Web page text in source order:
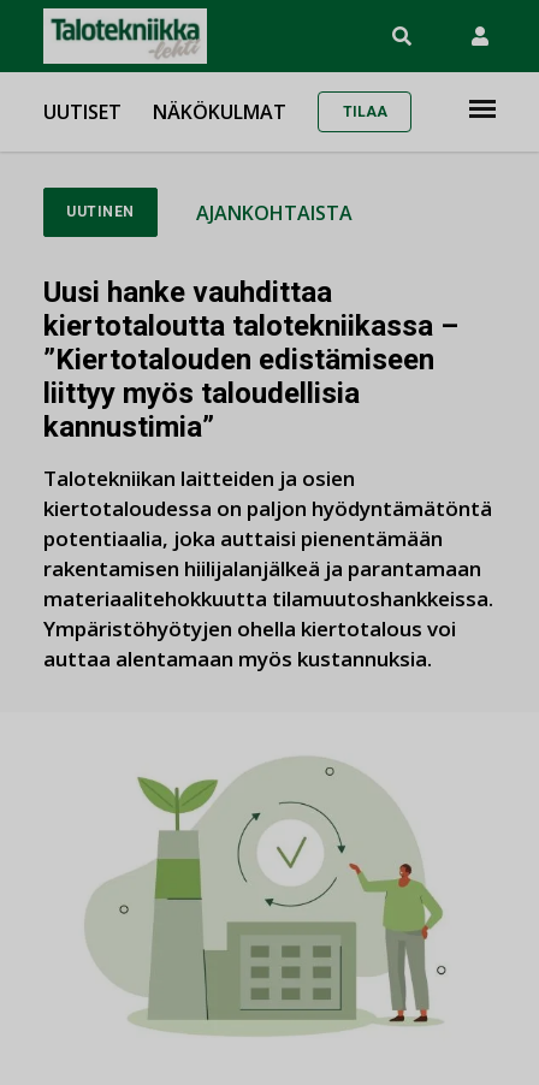
UUTISET NÄKÖKULMAT TILAA
UUTINEN AJANKOHTAISTA
Uusi hanke vauhdittaa
kiertotaloutta talotekniikassa –
”Kiertotalouden edistämiseen
liittyy myös taloudellisia
kannustimia”
Talotekniikan laitteiden ja osien
kiertotaloudessa on paljon hyödyntämätöntä
potentiaalia, joka auttaisi pienentämään
rakentamisen hiilijalanjälkeä ja parantamaan
materiaalitehokkuutta tilamuutoshankkeissa.
Ympäristöhyötyjen ohella kiertotalous voi
auttaa alentamaan myös kustannuksia.